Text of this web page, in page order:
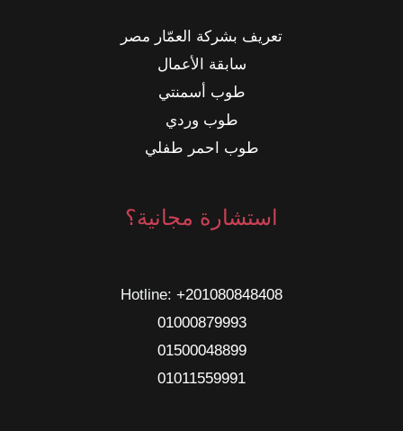
تعريف بشركة العمّار مصر
سابقة الأعمال
طوب أسمنتي
طوب وردي
طوب احمر طفلي
استشارة مجانية؟
Hotline: ‎ +201080848408
01000879993
01500048899
01011559991